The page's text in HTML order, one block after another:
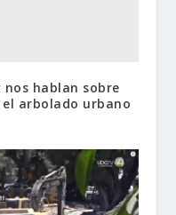
nos hablan sobre
arbolado urbano